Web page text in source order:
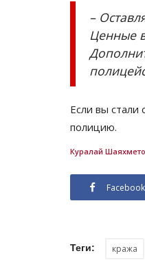
–
Ценные
Если вы
полицию.
Куралай
Facebook
Теги: кража